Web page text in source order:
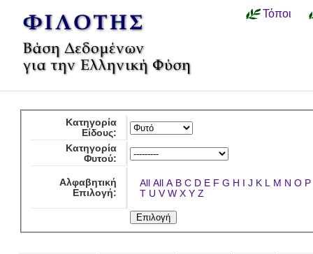
Τόποι
Κατηγορία
Είδους:
Κατηγορία
Φυτού:
Αλφαβητική
Επιλογή:
All All A B C D E F G H I J K L M N O P
T U V W X Y Z